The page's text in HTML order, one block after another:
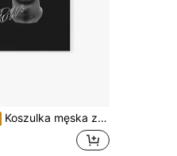
Koszulka męska ze 100% bawełny, Koszulka męska z grafiką retro Steve Harrington Thing Neon Hero, Koszulka z ilustracją Vaporwave z lat 80., Kolorowa koszulka streetwear dla nastoletnich mężczyzn, Czarne koszulki ze 100% bawełny z nadrukiem Steve'a Harringtona, Ekskluzywne koszulki dla fanów premium, Luźne koszulki unisex z krótkim rękawem, Must-have dla fanów, Idealne na festiwale, imprezy, do domu, do codziennych dojazdów, na powrót do szkoły i na koncert, Drukowane i wysyłane w USA. UU. Koszulki ze 100% bawełny, Podstawowe, nieprzezroczyste i uniwersalne koszulki, Koszulka z grafiką Stranger Thi. Ngs Hugs, Bawełniana koszulka z ilustracjami inspirowanymi... Ngs, koszulka StrangerS Style Up Side Down Things, Mike, Lucas, Eleven, Dustin, Demodogs, wykwintne koszulki dla fanów, prezenty walentynkowe, Walentynki, odzież letnia.